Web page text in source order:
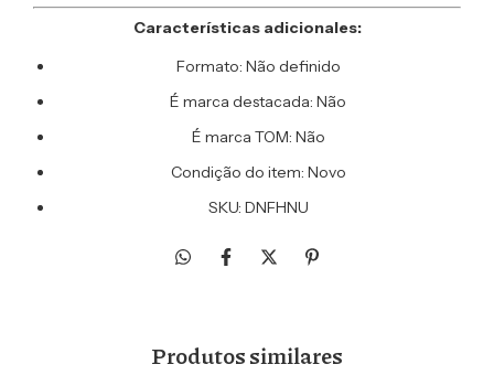
Características adicionales:
Formato: Não definido
É marca destacada: Não
É marca TOM: Não
Condição do item: Novo
SKU: DNFHNU
Produtos similares